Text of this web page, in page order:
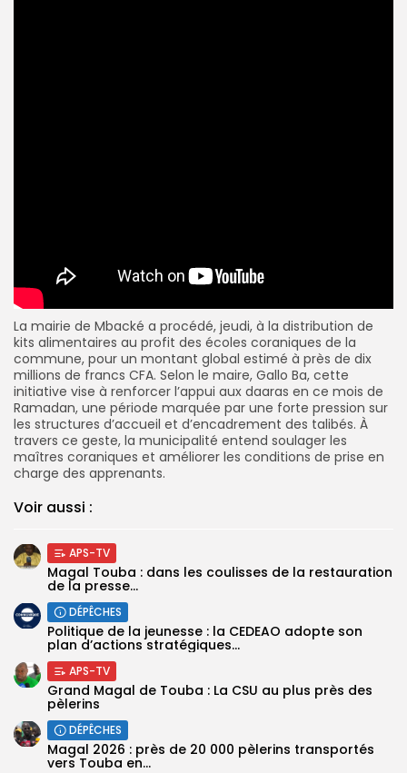
La mairie de Mbacké a procédé, jeudi, à la distribution de
kits alimentaires au profit des écoles coraniques de la
commune, pour un montant global estimé à près de dix
millions de francs CFA. Selon le maire, Gallo Ba, cette
initiative vise à renforcer l’appui aux daaras en ce mois de
Ramadan, une période marquée par une forte pression sur
les structures d’accueil et d’encadrement des talibés. À
travers ce geste, la municipalité entend soulager les
maîtres coraniques et améliorer les conditions de prise en
charge des apprenants.
Voir aussi :
APS-TV
Magal Touba : dans les coulisses de la restauration
de la presse...
DÉPÊCHES
Politique de la jeunesse : la CEDEAO adopte son
plan d’actions stratégiques...
APS-TV
Grand Magal de Touba : La CSU au plus près des
pèlerins
DÉPÊCHES
Magal 2026 : près de 20 000 pèlerins transportés
vers Touba en...